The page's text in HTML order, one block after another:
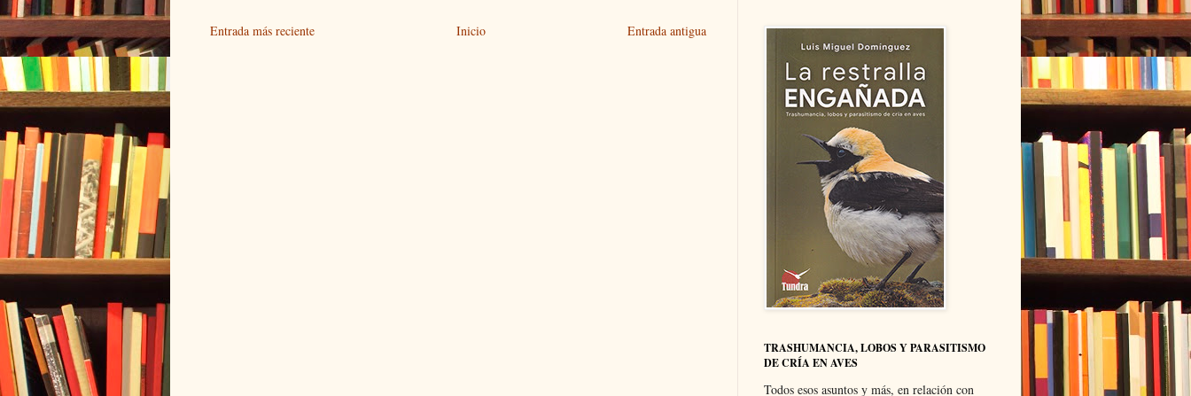
Entrada más reciente Entrada antigua
Inicio
TRASHUMANCIA, LOBOS Y PARASITISMO
DE CRÍA EN AVES
Todos esos asuntos y más, en relación con